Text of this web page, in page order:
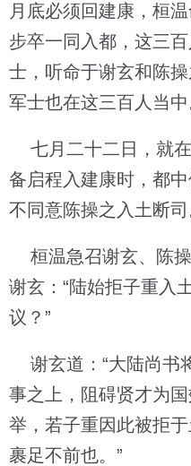
月底必须回建康，桓
步卒一同入都，这三
士，听命于谢玄和陈
军士也在这三百人当中
七月二十二日，就
备启程入建康时，都
不同意陈操之入土断司
桓温急召谢玄、陈
谢玄：“陆始拒子重入
议？”
谢玄道：“大陆尚书
事之上，阻碍贤才为
举，若子重因此被拒
裹足不前也。”